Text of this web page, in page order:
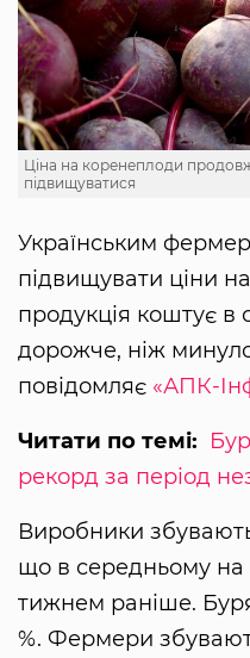
Ціна на коренеплоди
підвищуватися
Українським
підвищувати ціни
продукція коштує в
дорожче, ніж
повідомляє «АПК-
Читати по темі:
рекорд за період
Виробники
що в середньому на
тижнем раніше.
%. Фермери